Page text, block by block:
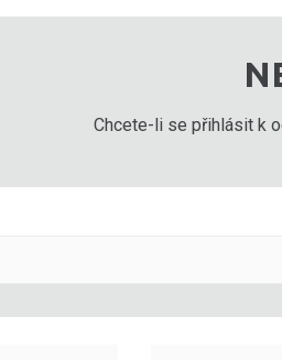
Chcete-li se přihlásit k